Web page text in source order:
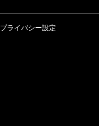
プライバシー設定